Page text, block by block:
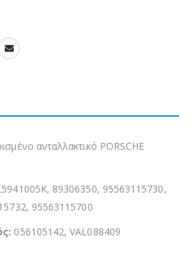
ανταλλακτικό PORSCHE
89306350, 95563115730,
95563115700
056105142, VAL088409